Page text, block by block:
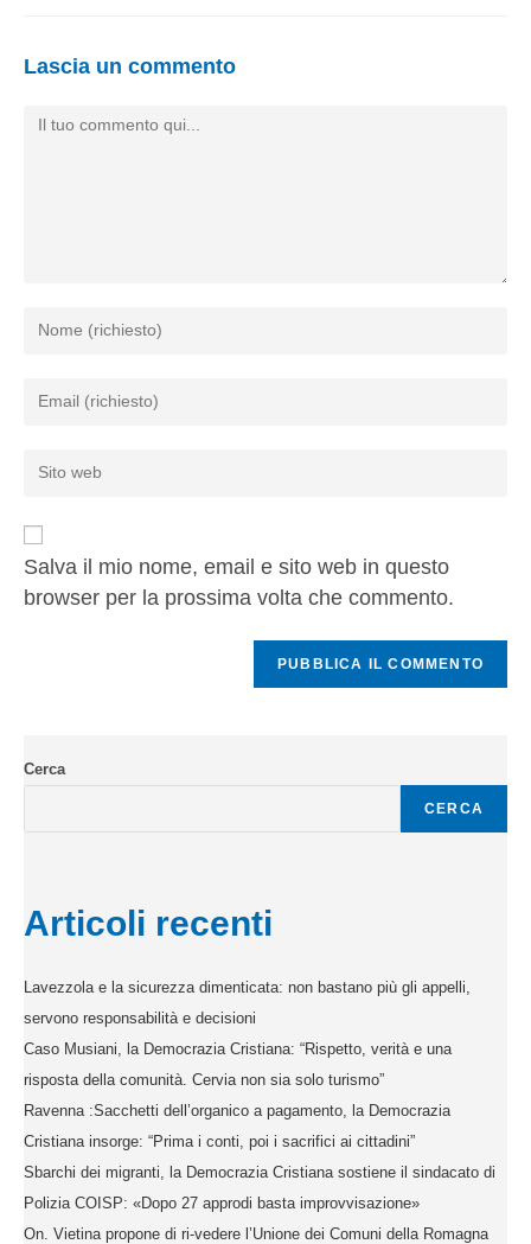
Lascia un commento
Salva il mio nome, email e sito web in questo
browser per la prossima volta che commento.
Cerca
CERCA
Articoli recenti
Lavezzola e la sicurezza dimenticata: non bastano più gli appelli,
servono responsabilità e decisioni
Caso Musiani, la Democrazia Cristiana: “Rispetto, verità e una
risposta della comunità. Cervia non sia solo turismo”
Ravenna :Sacchetti dell’organico a pagamento, la Democrazia
Cristiana insorge: “Prima i conti, poi i sacrifici ai cittadini”
Sbarchi dei migranti, la Democrazia Cristiana sostiene il sindacato di
Polizia COISP: «Dopo 27 approdi basta improvvisazione»
On. Vietina propone di ri-vedere l’Unione dei Comuni della Romagna